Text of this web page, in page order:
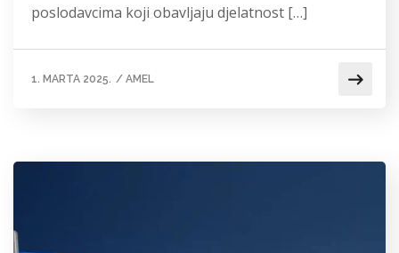
poslodavcima koji obavljaju djelatnost […]
1. MARTA 2025. / AMEL